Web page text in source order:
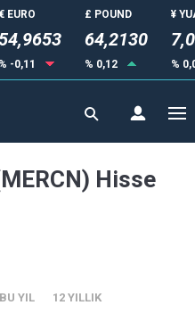
€ EURO
% -0,11
£ POUND
64,2130
% 0,12
¥
%
Hisse
BU YIL 12 YILLIK